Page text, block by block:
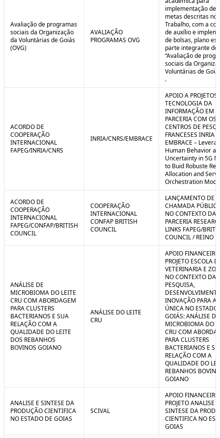
Avaliação de programas
sociais da Organização
da Voluntárias de Goiás
(OVG)
AVALIAÇÃO
PROGRAMAS OVG
implementação de
metas descritas no
Trabalho, com a
de auxílio e
de bolsas, plano
parte integrante do
“Avaliação de
sociais da
Voluntárias de
.
ACORDO DE
COOPERAÇÃO
INTERNACIONAL
FAPEG/INRIA/CNRS
INRIA/CNRS/EMBRACE
APOIO A PROJETOS
TECNOLOGIA DA
INFORMAÇÃO EM
PARCERIA COM OS
CENTROS DE
FRANCESES INRIA
EMBRACE –
Human Behavior
Uncertainty in 5G
to Buid Robuste
Allocation and
Orchestration
ACORDO DE
COOPERAÇÃO
INTERNACIONAL
FAPEG/CONFAP/BRITISH
COUNCIL
COOPERAÇÃO
INTERNACIONAL
CONFAP BRITISH
COUNCIL
LANÇAMENTO DE
CHAMADA
NO CONTEXTO DA
PARCERIA
LINKS FAPEG/
COUNCIL / REINO
ANÁLISE DE
MICROBIOMA DO LEITE
CRU COM ABORDAGEM
PARA CLUSTERS
BACTERIANOS E SUA
RELAÇÃO COM A
QUALIDADE DO LEITE
DOS REBANHOS
BOVINOS GOIANO
ANÁLISE DO LEITE
CRU
APOIO
PROJETO ESCOLA
VETERINARIA E
NO CONTEXTO DA
PESQUISA,
INOVAÇÃO PARA A
ÚNICA NO ESTADO
GOIÁS: ANÁLISE DE
MICROBIOMA DO
CRU COM
PARA CLUSTERS
BACTERIANOS E
RELAÇÃO COM A
QUALIDADE DO
REBANHOS
GOIANO
ANALISE E SINTESE DA
PRODUÇÃO CIENTIFICA
NO ESTADO DE GOIAS
SCIVAL
APOIO
PROJETO ANALISE E
SINTESE DA
CIENTIFICA NO
GOIAS